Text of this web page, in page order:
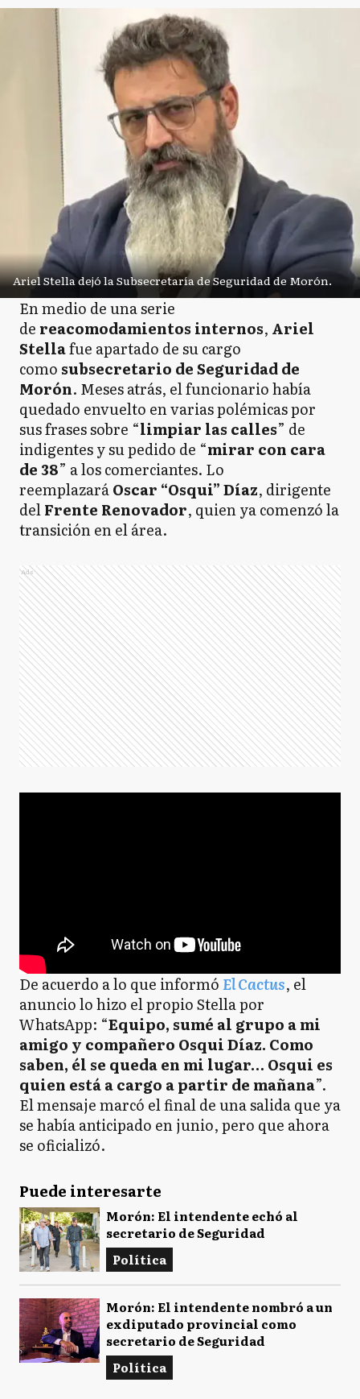
Ariel Stella dejó la Subsecretaría de Seguridad de Morón.
En medio de una serie
de reacomodamientos internos, Ariel
Stellafue apartado de su cargo
como subsecretario de Seguridad de
Morón. Meses atrás, el funcionario había
quedado envuelto en varias polémicas por
sus frases sobre “limpiar las calles” de
indigentes y su pedido de “mirar con cara
de 38” a los comerciantes. Lo
reemplazaráOscar “Osqui” Díaz, dirigente
delFrente Renovador, quien ya comenzó la
transición en el área.
Ads
De acuerdo a lo que informóEl Cactus, el
anuncio lo hizo el propio Stella por
WhatsApp: “Equipo, sumé al grupo a mi
amigo y compañero Osqui Díaz. Como
saben, él se queda en mi lugar… Osqui es
quien está a cargo a partir de mañana”.
El mensaje marcó el final de una salida que ya
se había anticipado en junio, pero que ahora
se oficializó.
Puede interesarte
Morón: El intendente echó al
secretario de Seguridad
Política
Morón: El intendente nombró a un
exdiputado provincial como
secretario de Seguridad
Política